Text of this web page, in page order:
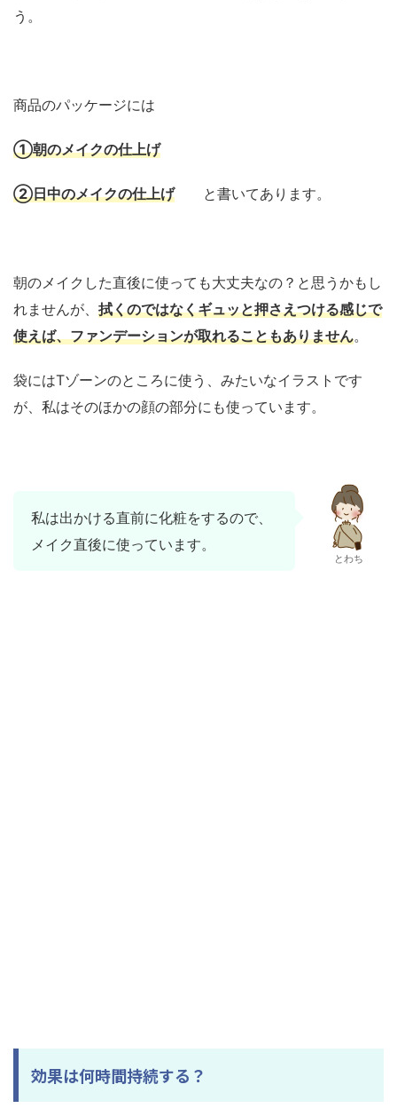
う。
商品のパッケージには
①朝のメイクの仕上げ
②日中のメイクの仕上げと書いてあります。
朝のメイクした直後に使っても大丈夫なの？と思うかもし
れませんが、 拭くのではなくギュッと押さえつける感じで
使えば、ファンデーションが取れることもありません。
袋にはTゾーンのところに使う、みたいなイラストです
が、私はそのほかの顔の部分にも使っています。
私は出かける直前に化粧をするので、
メイク直後に使っています。
とわち
効果は何時間持続する？